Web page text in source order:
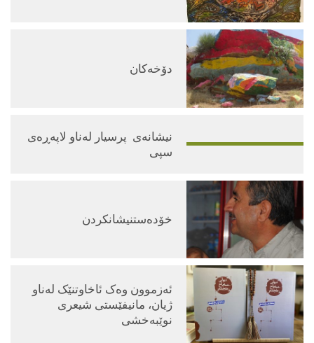
دۆخەكان
نيشانەی پرسیار له‌ناو لاپه‌ڕه‌ی
سپی
خۆدەستنیشانكردن
ئەزموون وەک ئاخاوتنێک لەناو
ژیان، مانیفێستی شیعری
نوێبەخشی